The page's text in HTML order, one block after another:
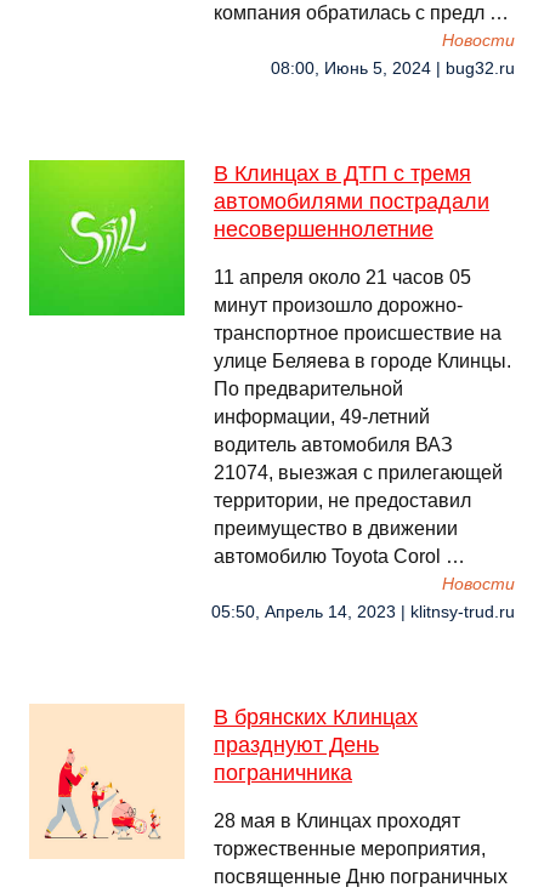
компания обратилась с предл …
Новости
08:00, Июнь 5, 2024 | bug32.ru
В Клинцах в ДТП с тремя
автомобилями пострадали
несовершеннолетние
11 апреля около 21 часов 05
минут произошло дорожно-
транспортное происшествие на
улице Беляева в городе Клинцы.
По предварительной
информации, 49-летний
водитель автомобиля ВАЗ
21074, выезжая с прилегающей
территории, не предоставил
преимущество в движении
автомобилю Toyota Corol …
Новости
05:50, Апрель 14, 2023 | klitnsy-trud.ru
В брянских Клинцах
празднуют День
пограничника
28 мая в Клинцах проходят
торжественные мероприятия,
посвященные Дню пограничных